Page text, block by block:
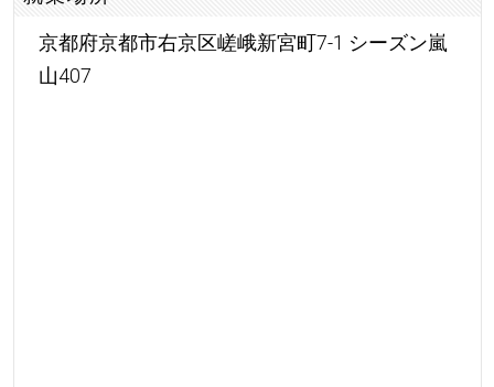
京都府京都市右京区嵯峨新宮町7-1 シーズン嵐
山407